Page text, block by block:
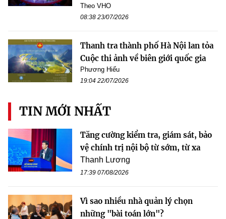
Theo VHO
08:38 23/07/2026
Thanh tra thành phố Hà Nội lan tỏa
Cuộc thi ảnh về biên giới quốc gia
Phương Hiếu
19:04 22/07/2026
TIN MỚI NHẤT
Tăng cường kiểm tra, giám sát, bảo
vệ chính trị nội bộ từ sớm, từ xa
Thanh Lương
17:39 07/08/2026
Vì sao nhiều nhà quản lý chọn
những "bài toán lớn"?